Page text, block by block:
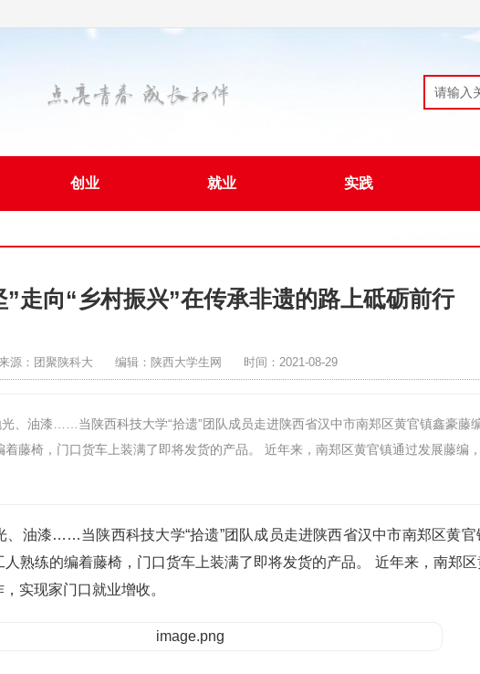
创业 就业 实践
”走向“乡村振兴”在传承非遗的路上砥砺前行
源：团聚陕科大 编辑：陕西大学生网 时间：2021-08-29
、油漆……当陕西科技大学“拾遗”团队成员走进陕西省汉中市南郑区黄官镇鑫豪藤
藤椅，门口货车上装满了即将发货的产品。 近年来，南郑区黄官镇通过发展藤编
、油漆……当陕西科技大学“拾遗”团队成员走进陕西省汉中市南郑区黄官
熟练的编着藤椅，门口货车上装满了即将发货的产品。 近年来，南郑
实现家门口就业增收。